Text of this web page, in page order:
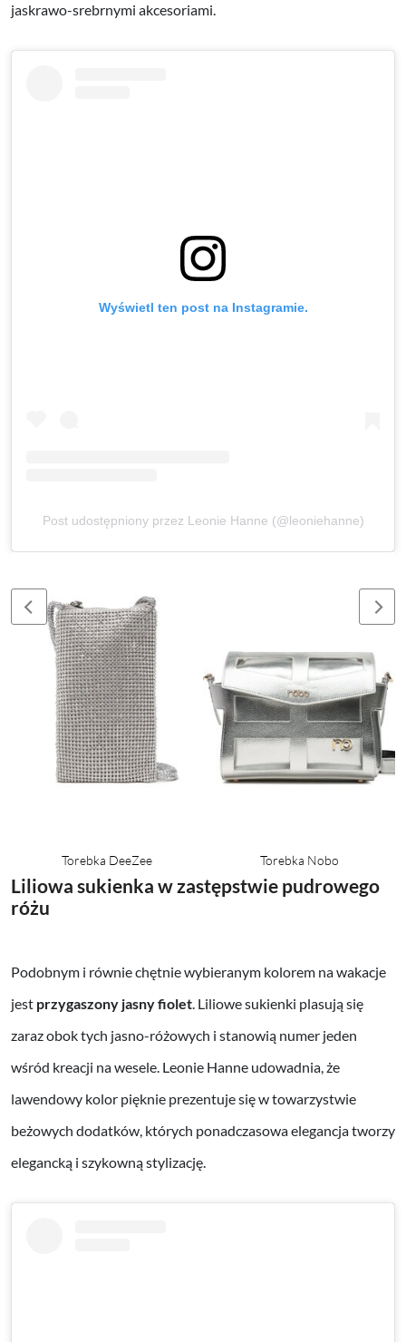
jaskrawo-srebrnymi akcesoriami.
Wyświetl ten post na Instagramie.
Post udostępniony przez Leonie Hanne (@leoniehanne)
Torebka DeeZee Torebka Nobo
Liliowa sukienka w zastępstwie pudrowego
różu
Podobnym i równie chętnie wybieranym kolorem na wakacje
jest przygaszony jasny fiolet. Liliowe sukienki plasują się
zaraz obok tych jasno-różowych i stanowią numer jeden
wśród kreacji na wesele. Leonie Hanne udowadnia, że
lawendowy kolor pięknie prezentuje się w towarzystwie
beżowych dodatków, których ponadczasowa elegancja tworzy
elegancką i szykowną stylizację.